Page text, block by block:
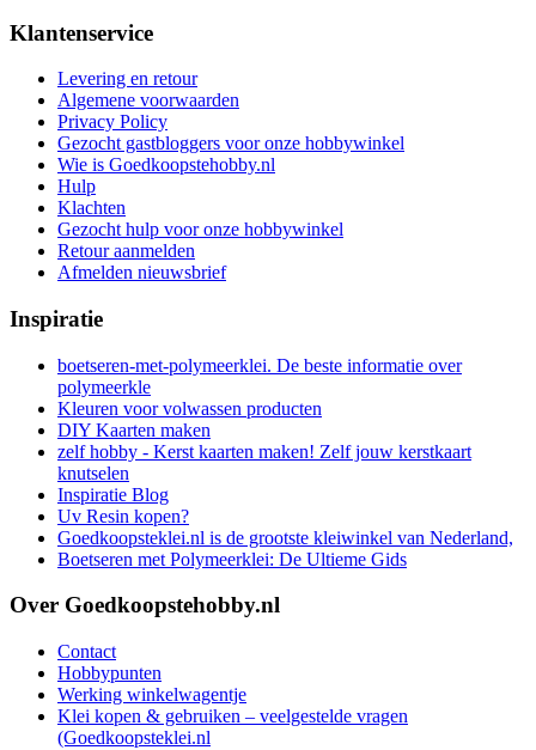
Klantenservice
Levering en retour
Algemene voorwaarden
Privacy Policy
Gezocht gastbloggers voor onze hobbywinkel
Wie is Goedkoopstehobby.nl
Hulp
Klachten
Gezocht hulp voor onze hobbywinkel
Retour aanmelden
Afmelden nieuwsbrief
Inspiratie
boetseren-met-polymeerklei. De beste informatie over
polymeerkle
Kleuren voor volwassen producten
DIY Kaarten maken
zelf hobby - Kerst kaarten maken! Zelf jouw kerstkaart
knutselen
Inspiratie Blog
Uv Resin kopen?
Goedkoopsteklei.nl is de grootste kleiwinkel van Nederland,
Boetseren met Polymeerklei: De Ultieme Gids
Over Goedkoopstehobby.nl
Contact
Hobbypunten
Werking winkelwagentje
Klei kopen & gebruiken – veelgestelde vragen
(Goedkoopsteklei.nl